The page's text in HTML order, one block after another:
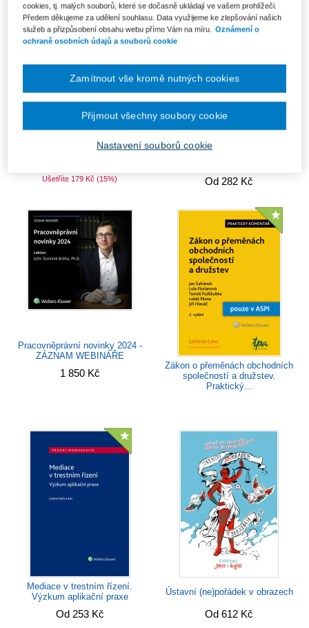
Komplet - Přestupkové řízení -
Ušetříte 179 Kč (15%)
Změna klimatu v územním
Od 282 Kč
Pracovněprávní novinky 2024 -
ZÁZNAM WEBINÁŘE
1 850 Kč
Zákon o přeměnách obchodních
společností a družstev.
Praktický...
Mediace v trestním řízení.
Výzkum aplikační praxe
Od 253 Kč
Ústavní (ne)pořádek v obrazech
Od 612 Kč
cookies, tj. malých souborů, které se dočasně ukládají ve vašem prohlížeči.
Předem děkujeme za udělení souhlasu. Data využijeme ke zlepšování našich
služeb a přizpůsobení obsahu webu přímo Vám na míru. Oznámení o
ochraně osobních údajů a souborů cookie
Nastavení souborů cookie
Zamítnout vše kromě nutných cookies
Přijmout všechny soubory cookie